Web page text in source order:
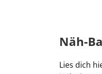
Näh-
Lies dich